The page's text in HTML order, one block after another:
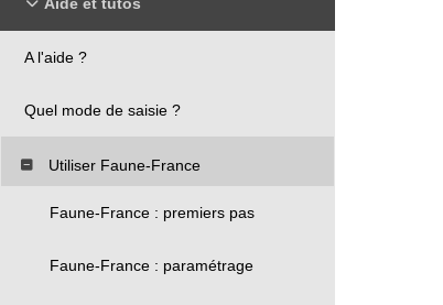
A l'aide ?
Quel mode de saisie ?
Utiliser Faune-France
Faune-France : premiers pas
Faune-France : paramétrage